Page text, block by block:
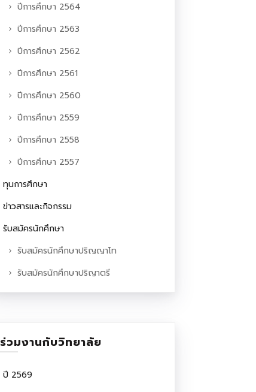
ปีการศึกษา 2564
ปีการศึกษา 2563
ปีการศึกษา 2562
ปีการศึกษา 2561
ปีการศึกษา 2560
ปีการศึกษา 2559
ปีการศึกษา 2558
ปีการศึกษา 2557
ทุนการศึกษา
ข่าวสารและกิจกรรม
รับสมัครนักศึกษา
รับสมัครนักศึกษาปริญญาโท
รับสมัครนักศึกษาปริญาตรี
ร่วมงานกับวิทยาลัย
ปี 2569